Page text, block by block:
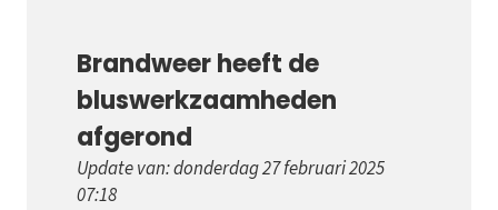
Brandweer heeft de
bluswerkzaamheden
afgerond
Update van: donderdag 27 februari 2025
07:18